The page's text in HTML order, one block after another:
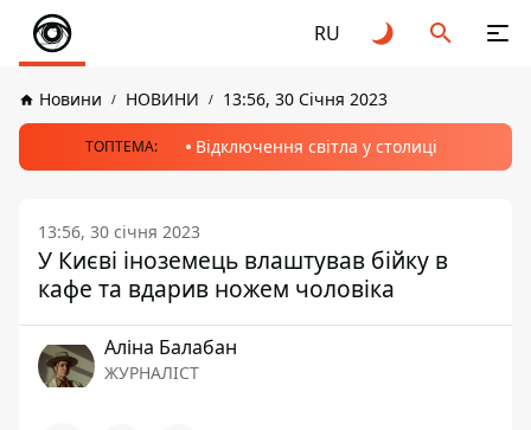
RU
Новини НОВИНИ 13:56, 30 Січня 2023
ТОПТЕМА: Відключення світла у столиці
13:56, 30 січня 2023
У Києві іноземець влаштував бійку в
кафе та вдарив ножем чоловіка
Аліна Балабан
ЖУРНАЛІСТ